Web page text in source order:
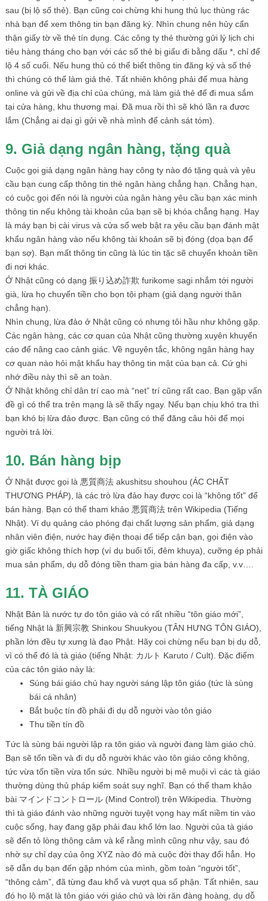
sau (bị lộ số thẻ). Bạn cũng coi chừng khi hung thủ lục thùng rác
nhà bạn để xem thông tin bạn đăng ký. Nhìn chung nên hủy cẩn
thận giấy tờ về thẻ tín dụng. Các công ty thẻ thường gửi lý lịch chi
tiêu hàng tháng cho bạn với các số thẻ bị giấu đi bằng dấu *, chỉ để
lộ 4 số cuối. Nếu hung thủ có thể biết thông tin đăng ký và số thẻ
thì chúng có thể làm giả thẻ. Tất nhiên không phải để mua hàng
online và gửi về địa chỉ của chúng, mà làm giả thẻ để đi mua sắm
tại cửa hàng, khu thương mại. Đã mua rồi thì sẽ khó lần ra đươc
lắm (Chẳng ai dại gì gửi về nhà mình để cảnh sát tóm).
9. Giả dạng ngân hàng, tặng quà
Cuộc gọi giả dạng ngân hàng hay công ty nào đó tặng quà và yêu
cầu bạn cung cấp thông tin thẻ ngân hàng chẳng hạn. Chẳng hạn,
có cuộc gọi đến nói là người của ngân hàng yêu cầu bạn xác minh
thông tin nếu không tài khoản của bạn sẽ bị khóa chẳng hạng. Hay
là máy bạn bị cài virus và cửa sổ web bật ra yêu cầu bạn đánh mật
khẩu ngân hàng vào nếu không tài khoản sẽ bị đóng (dọa bạn để
bạn sợ). Bạn mất thông tin cũng là lúc tin tặc sẽ chuyển khoản tiền
đi nơi khác.
Ở Nhật cũng có dạng 振り込め詐欺 furikome sagi nhắm tới người
già, lừa họ chuyển tiền cho bọn tội phạm (giả dạng người thân
chẳng hạn).
Nhìn chung, lừa đảo ở Nhật cũng có nhưng tôi hầu như không gặp.
Các ngân hàng, các cơ quan của Nhật cũng thường xuyên khuyến
cáo để nâng cao cảnh giác. Về nguyên tắc, không ngân hàng hay
cơ quan nào hỏi mật khẩu hay thông tin mật của bạn cả. Cứ ghi
nhớ điều này thì sẽ an toàn.
Ở Nhật không chỉ dân trí cao mà “net” trí cũng rất cao. Bạn gặp vấn
đề gì có thể tra trên mạng là sẽ thấy ngay. Nếu bạn chịu khó tra thì
bạn khó bị lừa đảo được. Bạn cũng có thể đăng câu hỏi để mọi
người trả lời.
10. Bán hàng bịp
Ở Nhật được gọi là 悪質商法 akushitsu shouhou (ÁC CHẤT
THƯƠNG PHÁP), là các trò lừa đảo hay được coi là “không tốt” để
bán hàng. Bạn có thể tham khảo 悪質商法 trên Wikipedia (Tiếng
Nhật). Ví dụ quảng cáo phóng đại chất lượng sản phẩm, giả dạng
nhân viên điện, nước hay điện thoại để tiếp cận bạn, gọi điện vào
giờ giấc không thích hợp (ví dụ buổi tối, đêm khuya), cưỡng ép phải
mua sản phẩm, dụ dỗ đóng tiền tham gia bán hàng đa cấp, v.v….
11. TÀ GIÁO
Nhật Bản là nước tự do tôn giáo và có rất nhiều “tôn giáo mới”,
tiếng Nhật là 新興宗教 Shinkou Shuukyou (TÂN HƯNG TÔN GIÁO),
phần lớn đều tự xưng là đạo Phật. Hãy coi chừng nếu bạn bị dụ dỗ,
vì có thể đó là tà giáo (tiếng Nhật: カルト Karuto / Cult). Đặc điểm
của các tôn giáo này là:
Súng bái giáo chủ hay người sáng lập tôn giáo (tức là sùng
bái cá nhân)
Bắt buộc tín đồ phải đi dụ dỗ người vào tôn giáo
Thu tiền tín đồ
Tức là sùng bái người lập ra tôn giáo và người đang làm giáo chủ.
Bạn sẽ tốn tiền và đi dụ dỗ người khác vào tôn giáo công không,
tức vừa tốn tiền vừa tốn sức. Nhiều người bị mê muội vì các tà giáo
thường dùng thủ pháp kiểm soát suy nghĩ. Bạn có thể tham khảo
bài マインドコントロール (Mind Control) trên Wikipedia. Thường
thì tà giáo đánh vào những người tuyệt vọng hay mất niềm tin vào
cuộc sống, hay đang gặp phải đau khổ lớn lao. Người của tà giáo
sẽ đến tỏ lòng thông cảm và kể rằng mình cũng như vậy, sau đó
nhờ sự chỉ dạy của ông XYZ nào đó mà cuộc đời thay đổi hẳn. Họ
sẽ dẫn dụ bạn đến gặp nhóm của mình, gồm toàn “người tốt”,
“thông cảm”, đã từng đau khổ và vượt qua số phận. Tất nhiên, sau
đó họ lộ mặt là tôn giáo với giáo chủ và lời răn đàng hoàng, dụ dỗ